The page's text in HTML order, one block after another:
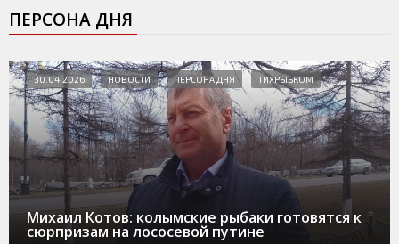
ПЕРСОНА ДНЯ
Михаил Котов: колымские рыбаки готовятся к
сюрпризам на лососевой путине
30.04.2026 НОВОСТИ ПЕРСОНА ДНЯ ТИХРЫБКОМ